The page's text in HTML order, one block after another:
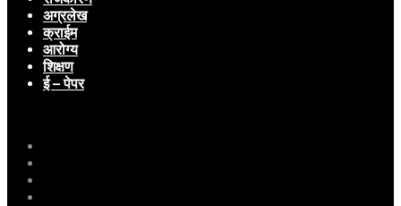
अग्रलेख
क्राईम
आरोग्य
शिक्षण
ई – पेपर